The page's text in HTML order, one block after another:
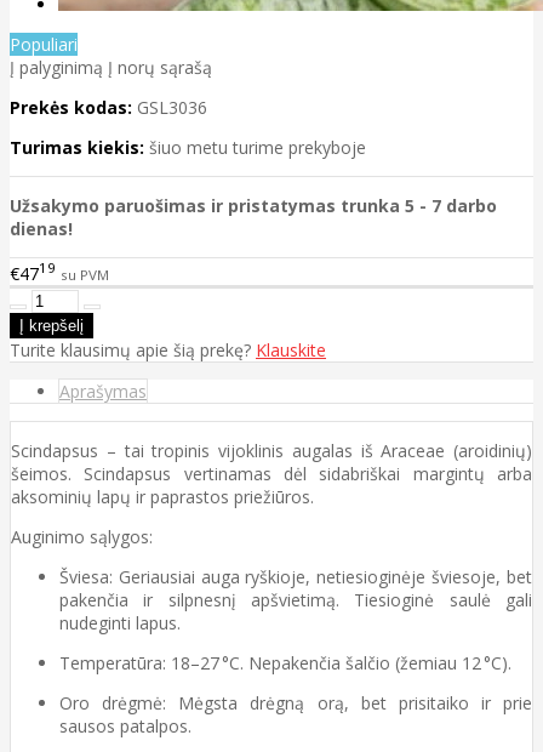
Populiari
Į palyginimą Į norų sąrašą
Prekės kodas: GSL3036
Turimas kiekis: šiuo metu turime prekyboje
Užsakymo paruošimas ir pristatymas trunka 5 - 7 darbo
dienas!
€4719 su PVM
Turite klausimų apie šią prekę? Klauskite
Aprašymas
Scindapsus – tai tropinis vijoklinis augalas iš Araceae (aroidinių)
šeimos. Scindapsus vertinamas dėl sidabriškai margintų arba
aksominių lapų ir paprastos priežiūros.
Auginimo sąlygos:
Šviesa: Geriausiai auga ryškioje, netiesioginėje šviesoje, bet
pakenčia ir silpnesnį apšvietimą. Tiesioginė saulė gali
nudeginti lapus.
Temperatūra: 18–27 °C. Nepakenčia šalčio (žemiau 12 °C).
Oro drėgmė: Mėgsta drėgną orą, bet prisitaiko ir prie
sausos patalpos.